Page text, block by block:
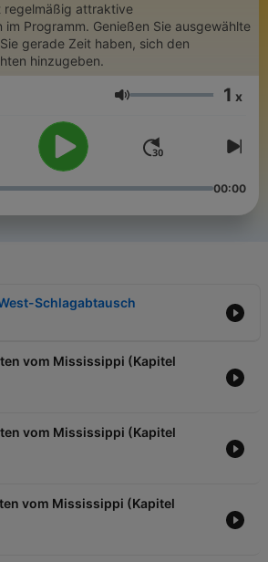
regelmäßig attraktive
Programm. Genießen Sie ausgewählte
gerade Zeit haben, sich den
hinzugeben.
Lautstärke 1 x
00:00
Schlagabtausch
vom Mississippi (Kapitel
vom Mississippi (Kapitel
vom Mississippi (Kapitel